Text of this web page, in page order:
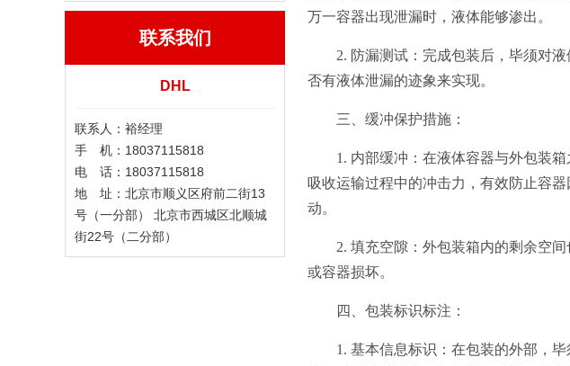
联系我们
DHL
联系人：裕经理
手 机：18037115818
电 话：18037115818
地 址：北京市顺义区府前二街13
号（一分部） 北京市西城区北顺城
街22号（二分部）
万一容器出现泄漏时，液体能够渗出。
2. 防漏测试：完成包装后，毕须对
否有液体泄漏的迹象来实现。
三、缓冲保护措施：
1. 内部缓冲：在液体容器与外包装
吸收运输过程中的冲击力，有效防止容
动。
2. 填充空隙：外包装箱内的剩余空
或容器损坏。
四、包装标识标注：
1. 基本信息标识：在包装的外部，